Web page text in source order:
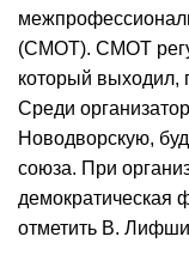
(СМОТ). СМОТ
который выходил,
Среди
Новодворскую,
союза. При
демократическая
отметить В.